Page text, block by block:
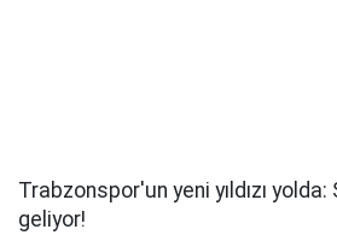
Trabzonspor'un yeni yıldızı yolda:
geliyor!